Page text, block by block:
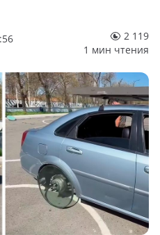
2 119
1 мин чтения